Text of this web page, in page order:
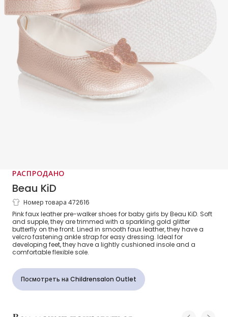
РАСПРОДАНО
Beau KiD
Розовые пинетки для малышей
Номер товара 472616
Pink faux leather pre-walker shoes for baby girls by Beau KiD. Soft
and supple, they are trimmed with a sparkling gold glitter
butterfly on the front. Lined in smooth faux leather, they have a
velcro fastening ankle strap for easy dressing. Ideal for
developing feet, they have a lightly cushioned insole and a
comfortable flexible sole.
Посмотреть на Childrensalon Outlet